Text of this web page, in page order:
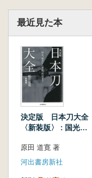
最近見た本
決定版 日本刀大全
〈新装版〉 : 国光、
まで
原田 道寛 著
河出書房新社